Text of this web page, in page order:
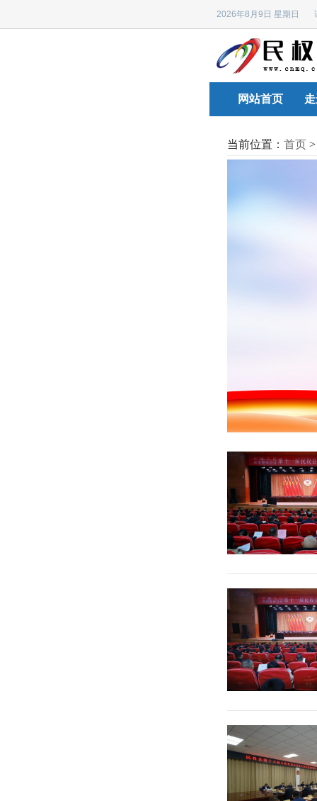
2026年8月9日 星期日
网站首页
当前位置： 首页